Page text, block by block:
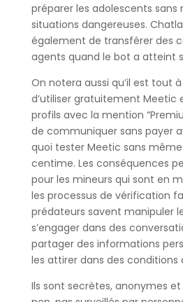
préparer les adolescents
situations dangereuses.
également de transférer des
agents quand le bot a atteint
On notera aussi qu’il est tout
d’utiliser gratuitement Meetic
profils avec la mention
de communiquer sans payer
quoi tester Meetic sans
centime. Les conséquences
pour les mineurs qui sont en
les processus de vérification
prédateurs savent manipuler
s’engager dans des
partager des informations
les attirer dans des conditions
Ils sont secrètes, anonymes